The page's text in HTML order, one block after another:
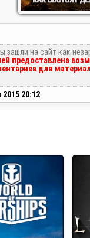
зашли на сайт как
предоставлена
для
20:12